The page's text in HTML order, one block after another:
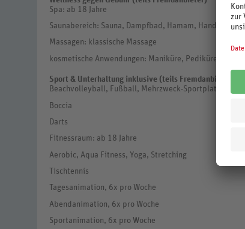
Spa: ab 18 Jahre
Saunabereich: Sauna, Dampfbad, Hamam, Handtücher
Massagen: klassische Massage
kosmetische Anwendungen: Maniküre, Pediküre,
Sport & Unterhaltung inklusive (teils Fremdanbieter)
Beachvolleyball, Fußball, Mehrzweck-Sportplatz,
Boccia
Darts
Fitnessraum: ab 18 Jahre
Aerobic, Aqua Fitness, Yoga, Stretching
Tischtennis
Tagesanimation, 6x pro Woche
Abendanimation, 6x pro Woche
Sportanimation, 6x pro Woche